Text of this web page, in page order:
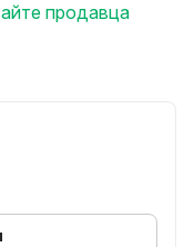
( договор,
Казимир сын
продавца